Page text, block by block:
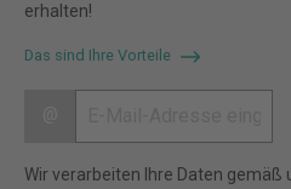
erhalten!
Das sind Ihre Vorteile
Wir verarbeiten Ihre Daten gemäß